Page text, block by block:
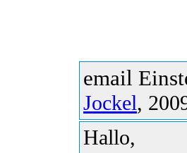
email
Jockel,
Hallo,